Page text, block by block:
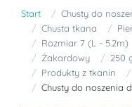
Start Chusty do
Chusta tkana
Rozmiar 7 (L - 5.2m)
Żakardowy
250
Produkty z tkanin
Chusty do noszenia